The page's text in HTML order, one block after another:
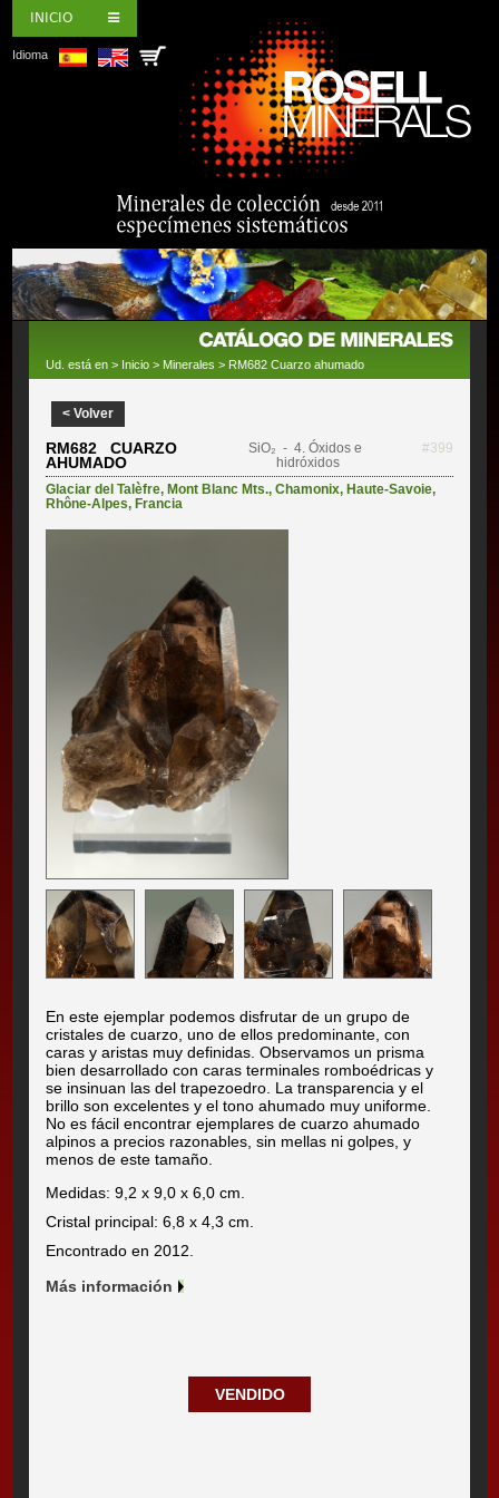
INICIO
Idioma
Ud. está en > Inicio > Minerales > RM682 Cuarzo ahumado
< Volver
RM682 CUARZO
AHUMADO
SiO₂ - 4. Óxidos e
hidróxidos
#399
Glaciar del Talèfre,Mont Blanc Mts.,Chamonix,Haute-Savoie,
Rhône-Alpes,Francia
En este ejemplar podemos disfrutar de un grupo de
cristales de cuarzo, uno de ellos predominante, con
caras y aristas muy definidas. Observamos un prisma
bien desarrollado con caras terminales romboédricas y
se insinuan las del trapezoedro. La transparencia y el
brillo son excelentes y el tono ahumado muy uniforme.
No es fácil encontrar ejemplares de cuarzo ahumado
alpinos a precios razonables, sin mellas ni golpes, y
menos de este tamaño.
Medidas: 9,2 x 9,0 x 6,0 cm.
Cristal principal: 6,8 x 4,3 cm.
Encontrado en 2012.
Más información
VENDIDO